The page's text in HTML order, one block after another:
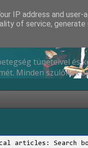
tüneteivel és
Minden szülőnek
articles: Search
IP address and user-
of service, generate